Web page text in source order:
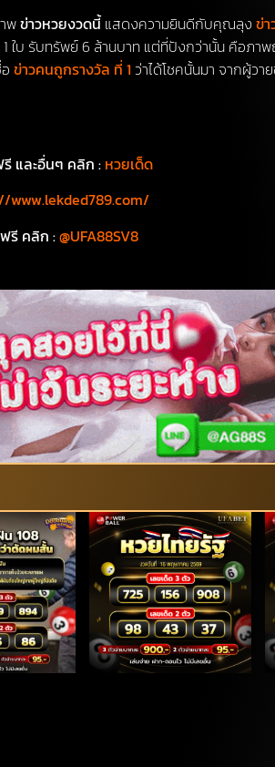
พข่าวหวยงวดนี้แสดงความยินดีกับคุณลุง ข่
ใบ รับทรัพย์ 6 ล้านบาท แต่ที่ปังกว่านั้น คือภา
ข่าวคนถูกรางวัล ที่ 1 ว่าได้โชคนั้นมา จากผู้วา
และอื่นๆ คลิก : หวยเด็ด
www.lekded789.com/
รี คลิก :@UFA88SV8